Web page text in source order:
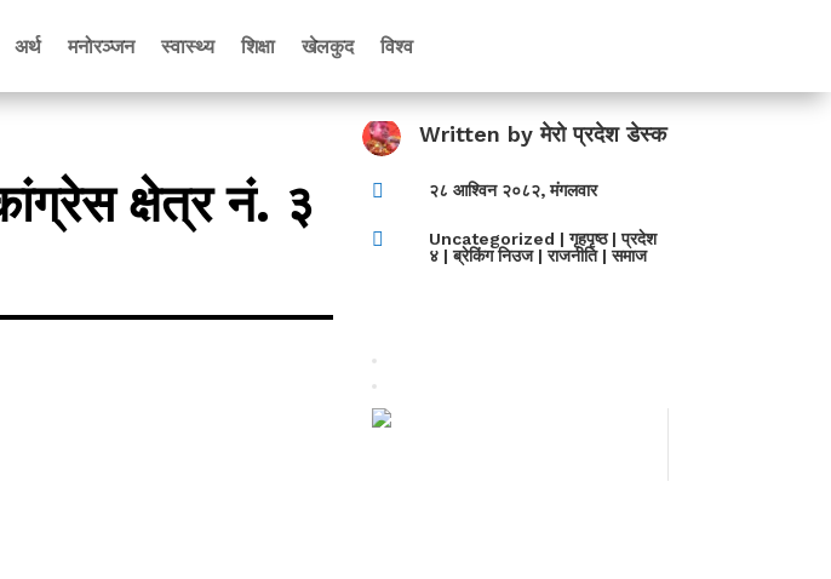
अर्थ मनोरञ्जन स्वास्थ्य शिक्षा खेलकुद विश्व
क्षेत्र नं. ३
Written byमेरो प्रदेश डेस्क
 २८ आश्विन २०८२, मंगलवार
 Uncategorized |गृहपृष्ठ|प्रदेश
४ |ब्रेकिंग निउज|राजनीति|समाज